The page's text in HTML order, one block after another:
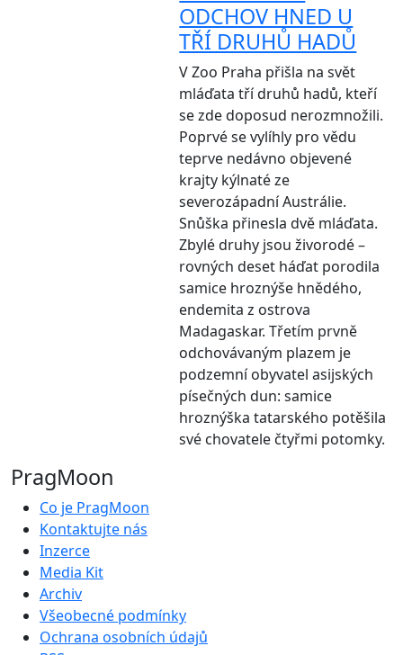
ODCHOV HNED U
TŘÍ DRUHŮ HADŮ
V Zoo Praha přišla na svět
mláďata tří druhů hadů, kteří
se zde doposud nerozmnožili.
Poprvé se vylíhly pro vědu
teprve nedávno objevené
krajty kýlnaté ze
severozápadní Austrálie.
Snůška přinesla dvě mláďata.
Zbylé druhy jsou živorodé –
rovných deset háďat porodila
samice hroznýše hnědého,
endemita z ostrova
Madagaskar. Třetím prvně
odchovávaným plazem je
podzemní obyvatel asijských
písečných dun: samice
hroznýška tatarského potěšila
své chovatele čtyřmi potomky.
PragMoon
Co je PragMoon
Kontaktujte nás
Inzerce
Media Kit
Archiv
Všeobecné podmínky
Ochrana osobních údajů